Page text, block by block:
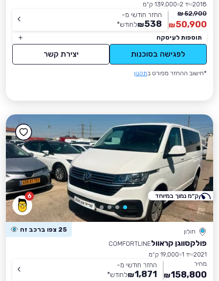
2018 יד 2
139,000 ק״מ
52,900 ₪
50,900
₪
החזר חודשי מ-
538
₪לחודש*
תוספות לעיסקה
לפגישה בסוכנות יצירת קשר
*חישוב ההחזר מפורט בתקנון
6
חולון 25 צפו ברכב זה
פולקסווגן קראוולCOMFORTLINE
2021 יד 1
19,000 ק״מ
מחיר
158,800
₪
החזר חודשי מ-
1,871
₪לחודש*
ק״מ נמוך במיוחד